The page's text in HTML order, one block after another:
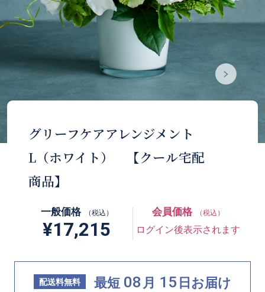
グリーフケアアレンジメント
L（ホワイト） 【クール宅配
商品】
一般価格 （税込）
¥17,215
会員価格 （税込）
ログイン後表示されます
配送料無料 最短 08 月 15 日お届け